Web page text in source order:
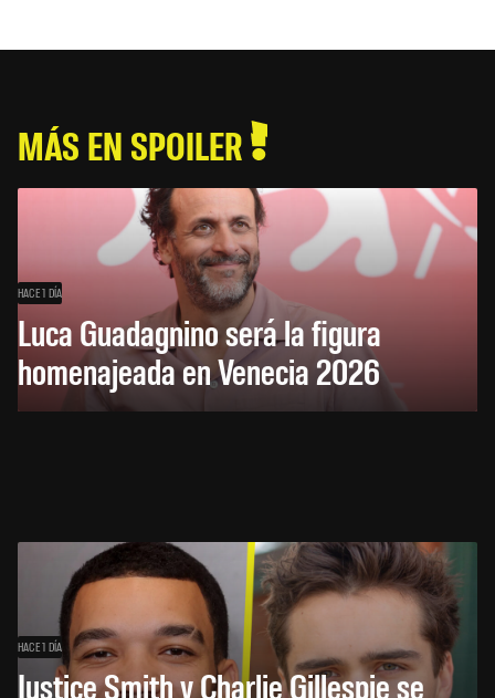
MÁS EN SPOILER
HACE 1 DÍA
Luca Guadagnino será la figura
homenajeada en Venecia 2026
HACE 1 DÍA
Justice Smith y Charlie Gillespie se